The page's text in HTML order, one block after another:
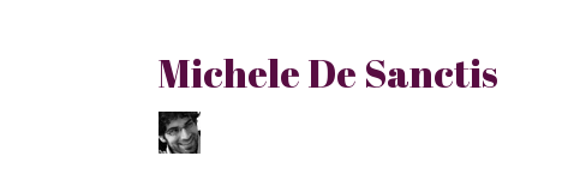
Michele De Sanctis